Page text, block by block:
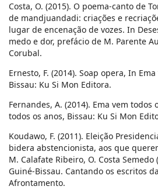
Costa, O. (2015). O poema-canto de
de mandjuandadi: criações e
lugar de encenação de vozes. In
medo e dor, prefácio de M. Parente
Corubal.
Ernesto, F. (2014). Soap opera, In
Bissau: Ku Si Mon Editora.
Fernandes, A. (2014). Ema vem todos
todos os anos, Bissau: Ku Si Mon
Koudawo, F. (2011). Eleição
bidera abstencionista, aos que
M. Calafate Ribeiro, O. Costa
Guiné-Bissau. Cantando os escritos
Afrontamento.